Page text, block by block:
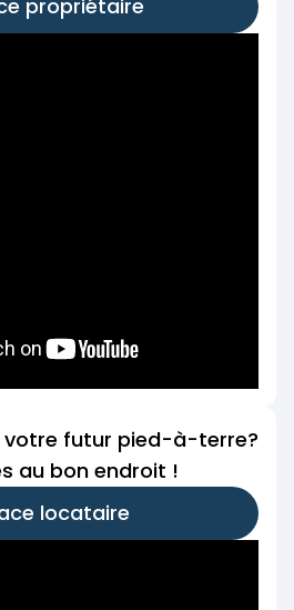
propriétaire
votre futur pied-à-terre?
au bon endroit !
locataire